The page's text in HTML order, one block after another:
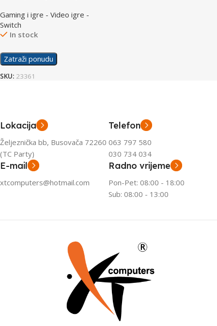
Gaming i igre - Video igre -
Switch
In stock
Zatraži ponudu
SKU: 23361
Lokacija
Željeznička bb, Busovača 72260
(TC Party)
Telefon
063 797 580
030 734 034
E-mail
xtcomputers@hotmail.com
Radno vrijeme
Pon-Pet: 08:00 - 18:00
Sub: 08:00 - 13:00